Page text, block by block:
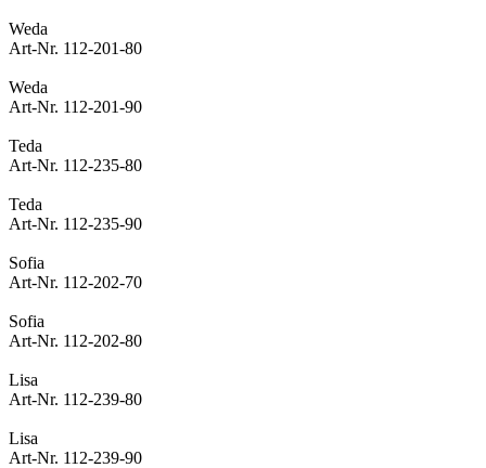
Weda
Art-Nr. 112-201-80
Weda
Art-Nr. 112-201-90
Teda
Art-Nr. 112-235-80
Teda
Art-Nr. 112-235-90
Sofia
Art-Nr. 112-202-70
Sofia
Art-Nr. 112-202-80
Lisa
Art-Nr. 112-239-80
Lisa
Art-Nr. 112-239-90